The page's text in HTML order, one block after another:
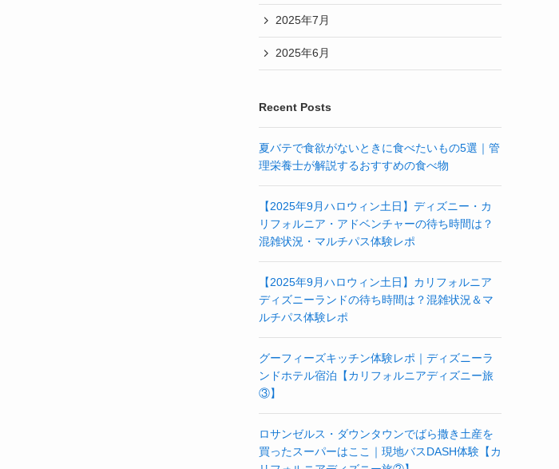
2025年7月
2025年6月
Recent Posts
夏バテで食欲がないときに食べたいもの5選｜管
理栄養士が解説するおすすめの食べ物
【2025年9月ハロウィン土日】ディズニー・カ
リフォルニア・アドベンチャーの待ち時間は？
混雑状況・マルチパス体験レポ
【2025年9月ハロウィン土日】カリフォルニア
ディズニーランドの待ち時間は？混雑状況＆マ
ルチパス体験レポ
グーフィーズキッチン体験レポ｜ディズニーラ
ンドホテル宿泊【カリフォルニアディズニー旅
③】
ロサンゼルス・ダウンタウンでばら撒き土産を
買ったスーパーはここ｜現地バスDASH体験【カ